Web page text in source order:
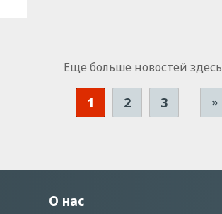
Еще больше новостей здесь
1 2 3 »
О нас